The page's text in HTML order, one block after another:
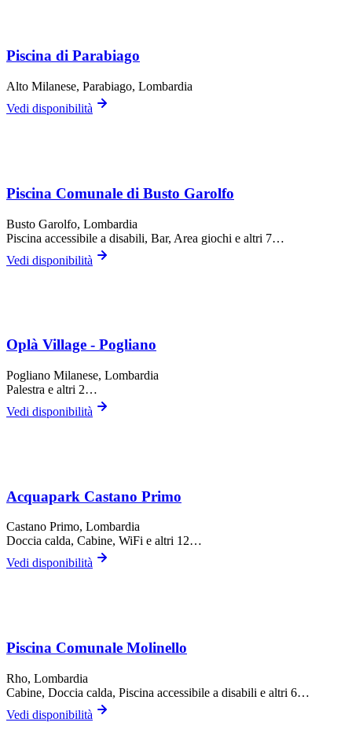
Piscina di Parabiago
Alto Milanese, Parabiago, Lombardia
Vedi disponibilità
Piscina Comunale di Busto Garolfo
Busto Garolfo, Lombardia
Piscina accessibile a disabili, Bar, Area giochi e altri 7…
Vedi disponibilità
Oplà Village - Pogliano
Pogliano Milanese, Lombardia
Palestra e altri 2…
Vedi disponibilità
Acquapark Castano Primo
Castano Primo, Lombardia
Doccia calda, Cabine, WiFi e altri 12…
Vedi disponibilità
Piscina Comunale Molinello
Rho, Lombardia
Cabine, Doccia calda, Piscina accessibile a disabili e altri 6…
Vedi disponibilità